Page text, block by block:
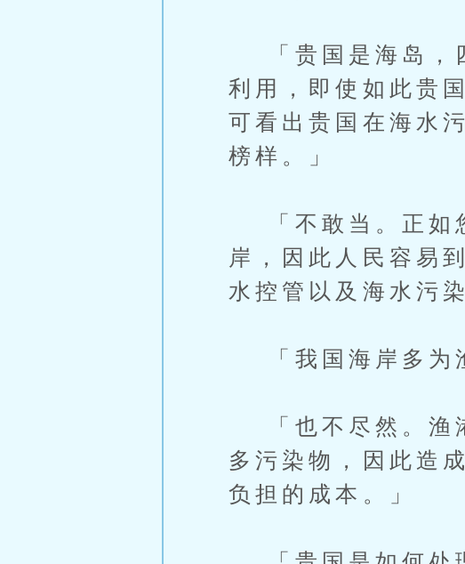
「贵国是海岛，
利用，即使如此贵
可看出贵国在海水
榜样。」
「不敢当。正如
岸，因此人民容易
水控管以及海水污
「我国海岸多为
「也不尽然。渔
多污染物，因此造
负担的成本。」